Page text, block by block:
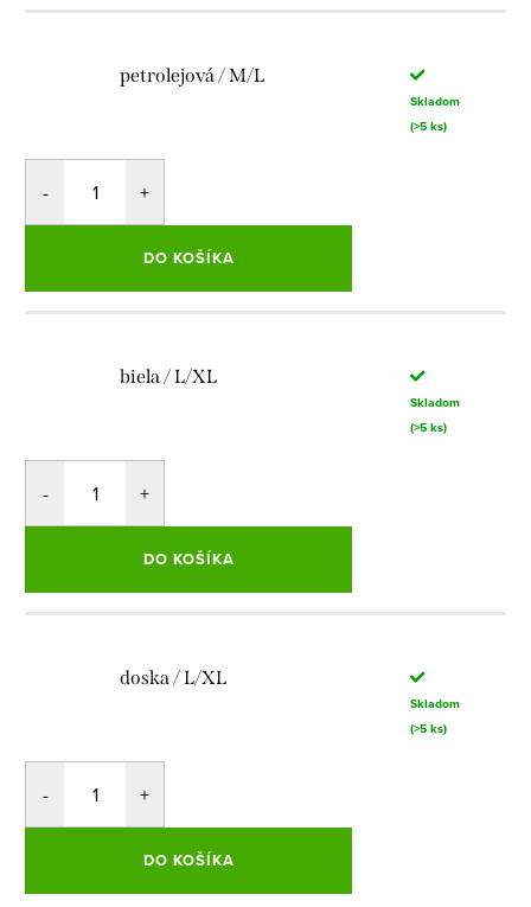
petrolejová / M/L
Skladom
(>5 ks)
DO KOŠÍKA
biela / L/XL
Skladom
(>5 ks)
DO KOŠÍKA
doska / L/XL
Skladom
(>5 ks)
DO KOŠÍKA